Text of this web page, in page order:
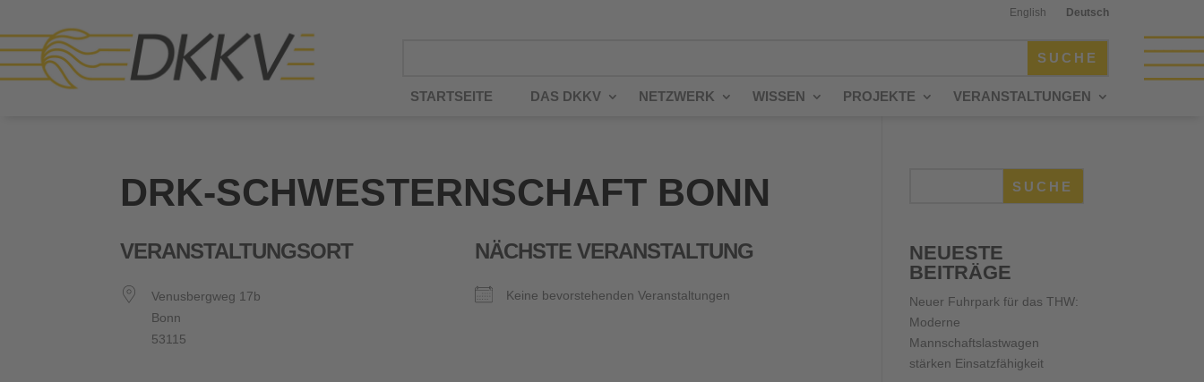
English Deutsch
STARTSEITE DAS DKKV NETZWERK WISSEN PROJEKTE VERANSTALTUNGEN
DRK-SCHWESTERNSCHAFT BONN
VERANSTALTUNGSORT
Venusbergweg 17b
Bonn
53115
NÄCHSTE VERANSTALTUNG
Keine bevorstehenden Veranstaltungen
SUCHE
NEUESTE
BEITRÄGE
Neuer Fuhrpark für das THW:
Moderne
Mannschaftslastwagen
stärken Einsatzfähigkeit